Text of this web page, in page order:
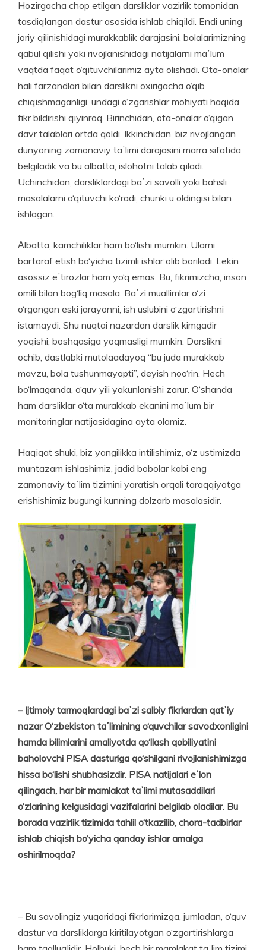
Hozirgacha chop etilgan darsliklar vazirlik tomonidan
tasdiqlangan dastur asosida ishlab chiqildi. Endi uning
joriy qilini­shidagi murakkablik darajasini, bolalarimizning
qabul qilishi yoki rivojlanishidagi natijalarni maʼlum
vaqtda faqat o‘qituvchilarimiz ayta olishadi. Ota-onalar
hali farzandlari bilan darslikni oxirigacha o‘qib
chiqishmaganligi, undagi o‘zgarishlar mohiyati haqida
fikr bildirishi qiyinroq. Birinchidan, ota-onalar o‘qigan
davr talablari ortda qoldi. Ikkinchidan, biz rivoj­langan
dunyoning zamonaviy taʼlimi darajasini marra sifatida
belgiladik va bu albatta, islohotni talab qiladi.
Uchinchidan, darsliklardagi baʼzi savolli yoki bahsli
masalalarni o‘qituvchi ko‘radi, chunki u oldingisi bilan
ishlagan.
Аlbatta, kamchiliklar ham bo‘lishi mumkin. Ularni
bartaraf etish bo‘yicha tizimli ishlar olib boriladi. Lekin
asossiz eʼtirozlar ham yo‘q emas. Bu, fikrimizcha, inson
omili bilan bog‘liq masala. Baʼzi muallimlar o‘zi
o‘rgangan eski jarayonni, ish uslubini o‘zgartirishni
istamaydi. Shu nuqtai nazardan darslik kimgadir
yoqishi, boshqasiga yoqmasligi mumkin. Darslikni
ochib, dast­labki mutolaadayoq “bu juda murakkab
mavzu, bola tushunmayapti”, deyish noo‘rin. Hech
bo‘lmaganda, o‘quv yili yakunlanishi zarur. O‘shanda
ham darsliklar o‘ta murakkab ekanini maʼlum bir
monitoringlar natijasidagina ayta olamiz.
Haqiqat shuki, biz yangilikka intilishimiz, o‘z ustimizda
muntazam ishlashimiz, jadid bobolar kabi eng
zamonaviy taʼlim tizimini yaratish orqali taraqqiyotga
eri­shishimiz bugungi kunning dol­zarb masalasidir.
– Ijtimoiy tarmoqlardagi baʼzi salbiy fikrlardan qatʼiy
nazar O‘zbekiston taʼlimining o‘quvchilar savodxonligini
hamda bilimlarini amaliyotda qo‘llash qobiliyatini
baholovchi PISA dasturiga qo‘shilgani rivojlanishimizga
hissa bo‘lishi shubhasizdir. PISA natijalari eʼlon
qilingach, har bir mamlakat taʼlimi mutasaddilari
o‘zlarining kelgusidagi vazifalarini belgilab oladilar. Bu
borada vazirlik tizimida tahlil o‘tkazilib, chora-tadbirlar
ishlab chiqish bo‘yicha qanday ishlar amalga
oshirilmoqda?
– Bu savolingiz yuqoridagi fikrlarimizga, jumladan, o‘quv
dastur va darsliklarga kiritilayotgan o‘zgartirishlarga